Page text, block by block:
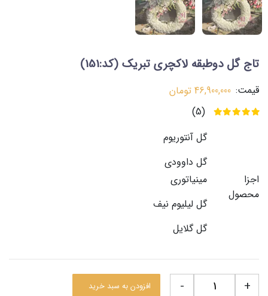
تاج گل دوطبقه لاکچری تبریک (کد:151)
قیمت: 46,900,000 تومان
(5)
اجزا
محصول
گل آنتوریوم
گل داوودی
مینیاتوری
گل لیلیوم نیف
گل گلایل
+
- افزودن به سبد خرید